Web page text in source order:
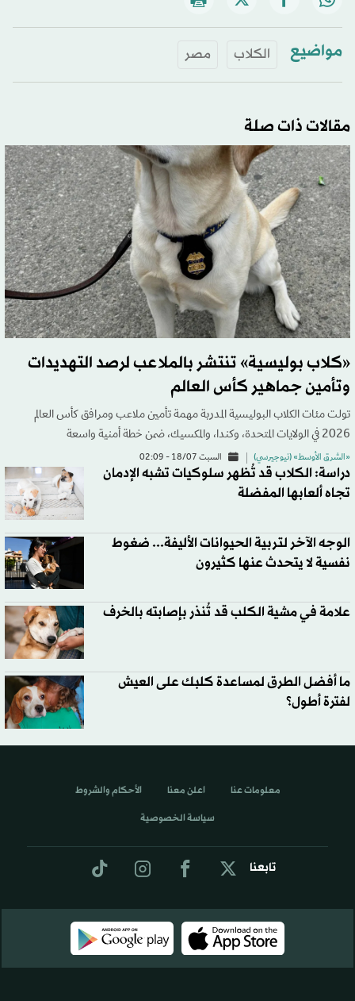
مواضيع الكلاب مصر
مقالات ذات صلة
«كلاب بوليسية» تنتشر بالملاعب لرصد التهديدات
وتأمين جماهير كأس العالم
تولت مئات الكلاب البوليسية المدربة مهمة تأمين ملاعب ومرافق كأس العالم
2026 في الولايات المتحدة، وكندا، والمكسيك، ضمن خطة أمنية واسعة
«الشرق الأوسط» (نيوجيرسي) السبت 18/07 - 02:09
دراسة: الكلاب قد تُظهر سلوكيات تشبه الإدمان
تجاه ألعابها المفضلة
الوجه الآخر لتربية الحيوانات الأليفة... ضغوط
نفسية لا يتحدث عنها كثيرون
علامة في مشية الكلب قد تُنذر بإصابته بالخرف
ما أفضل الطرق لمساعدة كلبك على العيش
لفترة أطول؟
تابعنا
معلومات عنا اعلن معنا الأحكام والشروط
سياسة الخصوصية